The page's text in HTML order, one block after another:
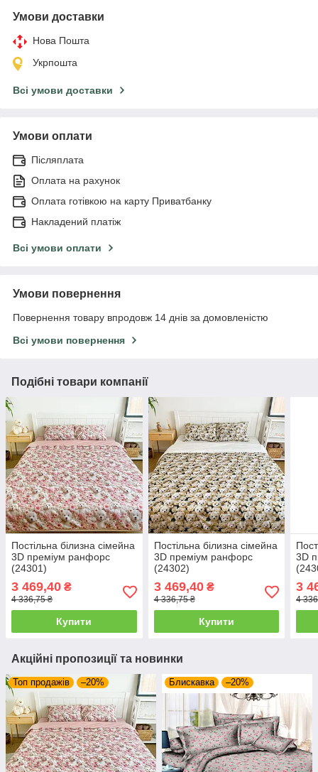
Умови доставки
Нова Пошта
Укрпошта
Всі умови доставки
Умови оплати
Післяплата
Оплата на рахунок
Оплата готівкою на карту Приватбанку
Накладений платіж
Всі умови оплати
Умови повернення
Повернення товару впродовж 14 днів за домовленістю
Всі умови повернення
Подібні товари компанії
Постільна білизна сімейна
3D преміум ранфорс
(24301)
3 469,40 ₴
4 336,75 ₴
Купити
Постільна білизна сімейна
3D преміум ранфорс
(24302)
3 469,40₴
4 336,75 ₴
Купити
3D
3
4
Акційні пропозиції та новинки
Топ продажів –20% Блискавка –20%